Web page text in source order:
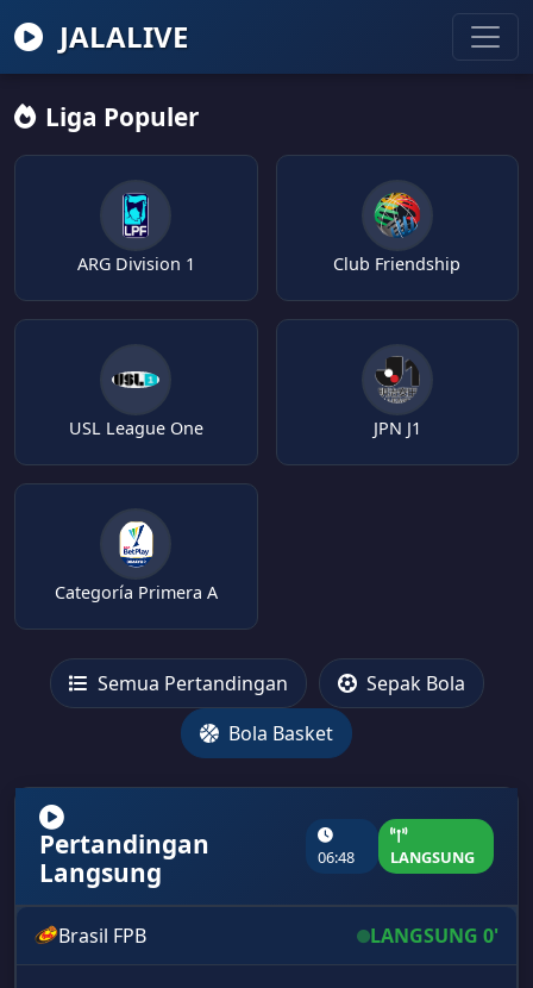
JALALIVE
Liga Populer
ARG Division 1 Club Friendship
USL League One JPN J1
Categoría Primera A
Semua Pertandingan
Sepak Bola
Bola Basket
Pertandingan
Langsung
06:48 LANGSUNG
Brasil FPB LANGSUNG 0'